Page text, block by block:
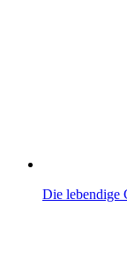
Die lebendige